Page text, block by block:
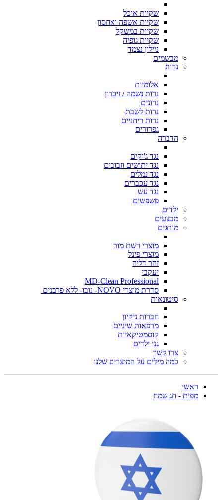
שקיות אוכל
שקיות אשפה ואחסון
שקיות במשקל
שקיות גופיה
ניילון נצמד
מבשמים
נרות
אלומיות
נרות נשמה / זיכרון
נרונים
נרות לשבת
נרות ריחניים
גפרורים
הדברה
נגד ג'וקים
נגד יתושים וזבובים
נגד נמלים
נגד עכברים
נגד עש
פשפשים
ילדים
מבצעים
מותגים
מוצרי רשת מור
מוצרי פינל
זהר דליה
יעקבי
MD-Clean Professional
סדרת מוצרי NOVO- נובו- ללא פרבנים
סיטונאות
חברות ניקיון
מרפאות שיניים
קוסמטיקאיות
גני ילדים
צרו קשר
כמה מילים על המוצרים שלנו
ראשי
מפית - חג שמח